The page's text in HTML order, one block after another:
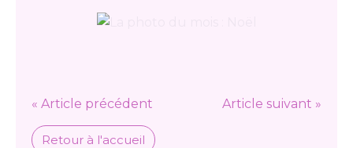
« Article précédent Article suivant »
Retour à l'accueil